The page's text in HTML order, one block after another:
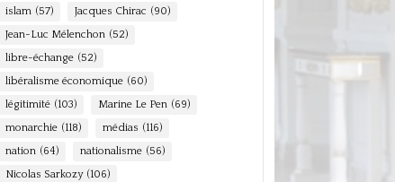
islam (57) Jacques Chirac (90)
Jean-Luc Mélenchon (52)
libre-échange (52)
libéralisme économique (60)
légitimité (103) Marine Le Pen (69)
monarchie (118) médias (116)
nation (64) nationalisme (56)
Nicolas Sarkozy (106)